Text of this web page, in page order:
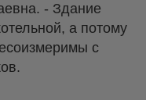
- Здание
а потому
с